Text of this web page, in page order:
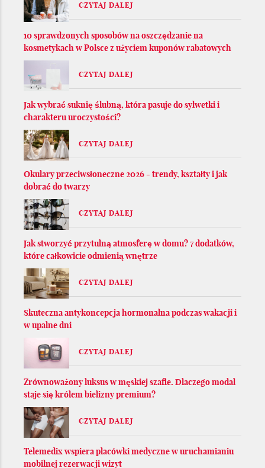
CZYTAJ DALEJ
10 sprawdzonych sposobów na oszczędzanie na
kosmetykach w Polsce z użyciem kuponów rabatowych
CZYTAJ DALEJ
Jak wybrać suknię ślubną, która pasuje do sylwetki i
charakteru uroczystości?
CZYTAJ DALEJ
Okulary przeciwsłoneczne 2026 - trendy, kształty i jak
dobrać do twarzy
CZYTAJ DALEJ
Jak stworzyć przytulną atmosferę w domu? 7 dodatków,
które całkowicie odmienią wnętrze
CZYTAJ DALEJ
Skuteczna antykoncepcja hormonalna podczas wakacji i
w upalne dni
CZYTAJ DALEJ
Zrównoważony luksus w męskiej szafie. Dlaczego modal
staje się królem bielizny premium?
CZYTAJ DALEJ
Telemedix wspiera placówki medyczne w uruchamianiu
mobilnej rezerwacji wizyt